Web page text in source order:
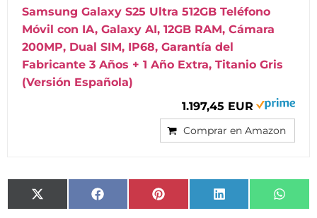
Samsung Galaxy S25 Ultra 512GB Teléfono
Móvil con IA, Galaxy AI, 12GB RAM, Cámara
200MP, Dual SIM, IP68, Garantía del
Fabricante 3 Años + 1 Año Extra, Titanio Gris
(Versión Española)
1.197,45 EUR
Comprar en Amazon
X
(Twitter)
Facebook Pinterest LinkedIn